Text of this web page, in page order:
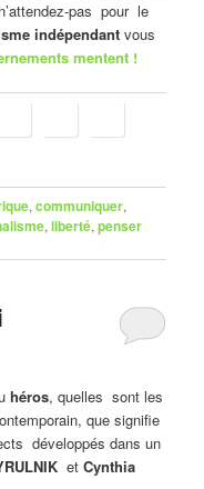
pas pour le
indépendantvous
mentent !
,communiquer,
,liberté,penser
héros, quelles sont les
que signifie
développés dans un
et Cynthia